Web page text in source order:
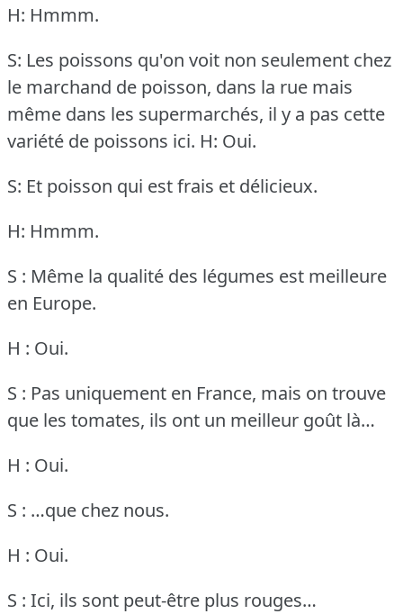
H: Hmmm.
S: Les poissons qu'on voit non seulement chez
le marchand de poisson, dans la rue mais
même dans les supermarchés, il y a pas cette
variété de poissons ici. H: Oui.
S: Et poisson qui est frais et délicieux.
H: Hmmm.
S : Même la qualité des légumes est meilleure
en Europe.
H : Oui.
S : Pas uniquement en France, mais on trouve
que les tomates, ils ont un meilleur goût là…
H : Oui.
S : …que chez nous.
H : Oui.
S : Ici, ils sont peut-être plus rouges…